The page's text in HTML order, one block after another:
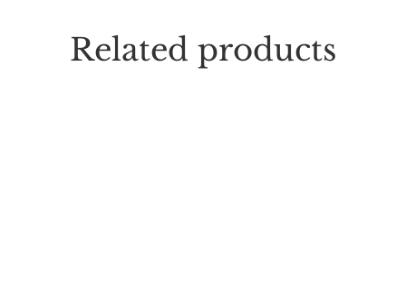
Related products